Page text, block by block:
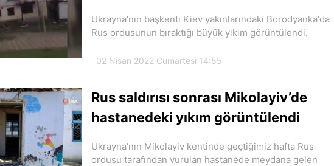
Ukrayna'nın başkenti Kiev yakınlarındaki Borodyanka'da
Rus ordusunun bıraktığı büyük yıkım görüntülendi.
02 Nisan 2022 Cumartesi 14:55
Rus saldırısı sonrası Mikolayiv’de
hastanedeki yıkım görüntülendi
Ukrayna'nın Mikolayiv kentinde geçtiğimiz hafta Rus
ordusu tarafından vurulan hastanede meydana gelen